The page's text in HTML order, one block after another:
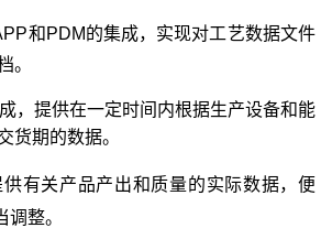
和PDM的集成，实现对工艺数据文件
。
，提供在一定时间内根据生产设备和能
货期的数据。
供有关产品产出和质量的实际数据，便
调整。